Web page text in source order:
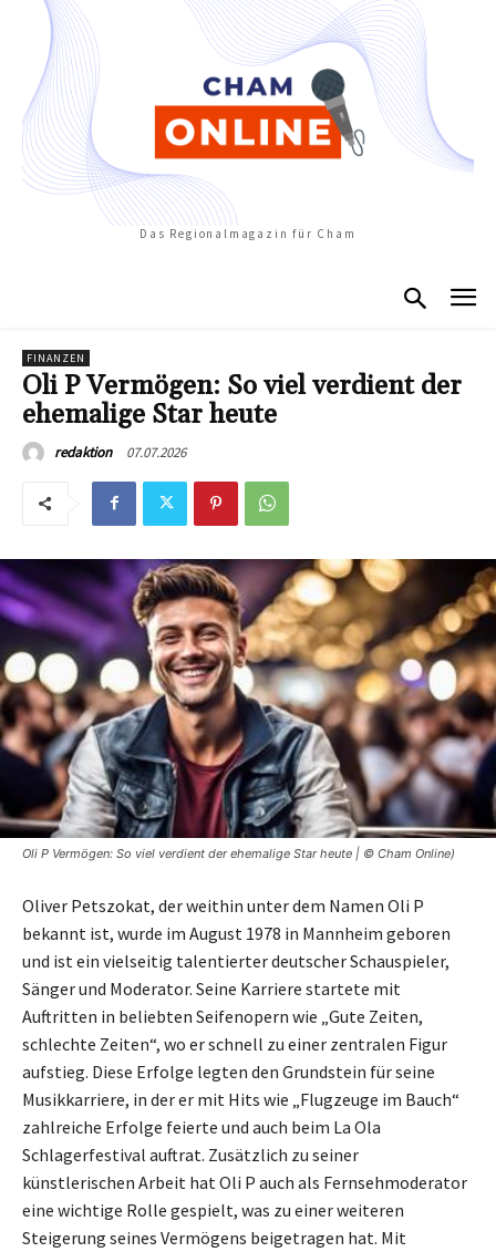
Das Regionalmagazin für Cham
FINANZEN
Oli P Vermögen: So viel verdient der
ehemalige Star heute
redaktion 07.07.2026
Oli P Vermögen: So viel verdient der ehemalige Star heute | © Cham Online)
Oliver Petszokat, der weithin unter dem Namen Oli P
bekannt ist, wurde im August 1978 in Mannheim geboren
und ist ein vielseitig talentierter deutscher Schauspieler,
Sänger und Moderator. Seine Karriere startete mit
Auftritten in beliebten Seifenopern wie „Gute Zeiten,
schlechte Zeiten“, wo er schnell zu einer zentralen Figur
aufstieg. Diese Erfolge legten den Grundstein für seine
Musikkarriere, in der er mit Hits wie „Flugzeuge im Bauch“
zahlreiche Erfolge feierte und auch beim La Ola
Schlagerfestival auftrat. Zusätzlich zu seiner
künstlerischen Arbeit hat Oli P auch als Fernsehmoderator
eine wichtige Rolle gespielt, was zu einer weiteren
Steigerung seines Vermögens beigetragen hat. Mit